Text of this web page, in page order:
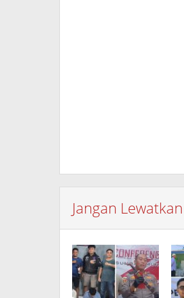
Jangan Lewatkan